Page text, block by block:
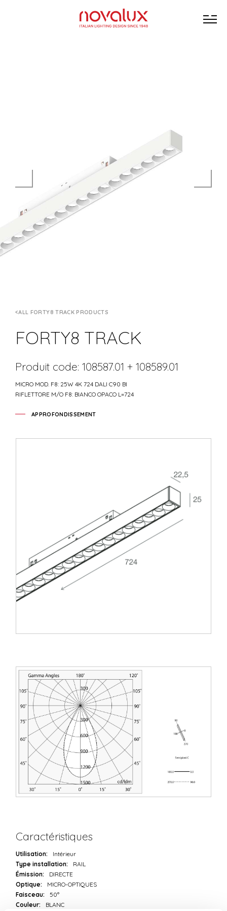
ALL FORTY8 TRACK PRODUCTS
FORTY8 TRACK
Produit code: 108587.01 + 108589.01
MICRO MOD. F8: 25W 4K 724 DALI C90 BI
RIFLETTORE M/O F8: BIANCO OPACO L=724
APPROFONDISSEMENT
Caractéristiques
Utilisation:
Intérieur
Type installation:
RAIL
Émission:
DIRECTE
Optique:
MICRO-OPTIQUES
Faisceau:
50°
Couleur:
BLANC